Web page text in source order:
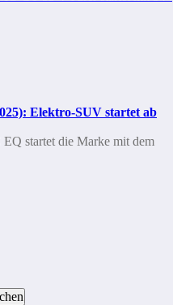
Elektro-SUV startet ab
startet die Marke mit dem